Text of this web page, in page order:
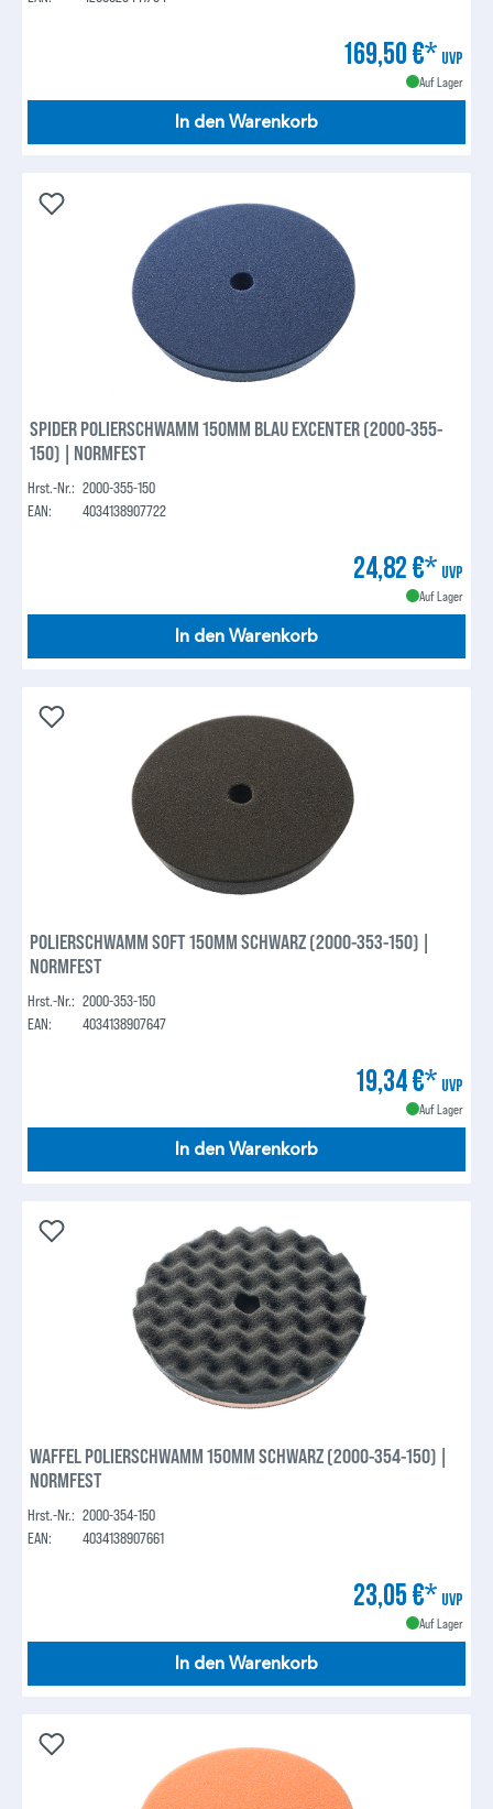
169,50 €* UVP
Auf Lager
In den Warenkorb
SPIDER POLIERSCHWAMM 150MM BLAU EXCENTER (2000-355-
150) | NORMFEST
Hrst.-Nr.: 2000-355-150
EAN:
4034138907722
24,82 €* UVP
Auf Lager
In den Warenkorb
POLIERSCHWAMM SOFT 150MM SCHWARZ (2000-353-150) |
NORMFEST
Hrst.-Nr.: 2000-353-150
EAN:
4034138907647
19,34 €* UVP
Auf Lager
In den Warenkorb
WAFFEL POLIERSCHWAMM 150MM SCHWARZ (2000-354-150) |
NORMFEST
Hrst.-Nr.: 2000-354-150
EAN:
4034138907661
23,05 €* UVP
Auf Lager
In den Warenkorb